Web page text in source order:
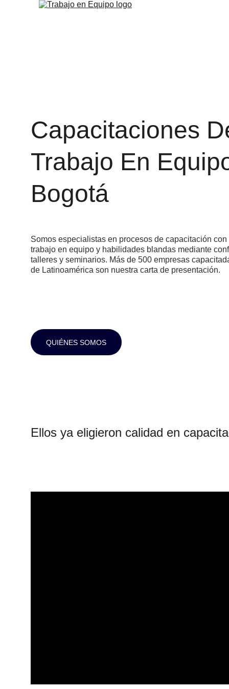
Capacitaciones
Trabajo En
Bogotá
Somos especialistas en procesos de capacitación con
trabajo en equipo y habilidades blandas mediante
talleres y seminarios. Más de 500 empresas
de Latinoamérica son nuestra carta de presentación.
QUIÉNES SOMOS
Ellos ya eligieron calidad en